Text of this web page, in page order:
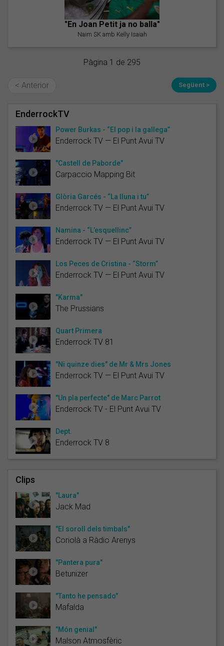
"En Joan Petit ja no balla"
Naim SK amb Kelly Isaiah
Pàgina 1 de 295
< Anterior Següent >
EnderrockTV
Power Burkas - “El pop i la gallega”
Enderrock TV — El Punt Avui TV
"Castell de Paborde"
Carpaccio Mapping Bit
Glòria Garcés - “La lluna i tu”
Enderrock TV — El Punt Avui TV
Namina - “L’esquellinc”
Enderrock TV — El Punt Avui TV
Los Peces de Cristina - “Storm”
Enderrock TV — El Punt Avui TV
"Karma"
The Prussians
Quart Primera
Enderrock TV 81
"Ni quinze dies" de Mr & Mrs Jones
Enderrock TV — El Punt Avui TV
"Un pla perfecte" de Marc Parrot
Enderrock TV - El Punt Avui TV
Dept.
Enderrock TV 8
Clips
"Laura"
Jack Mad
"El soroll dels timbals"
Coriolà a Ràdio Arenys
"Pantera pura"
Betunizer
"Tanto he pensado"
Mafalda
"Món genial"
Malson Atmosfèric